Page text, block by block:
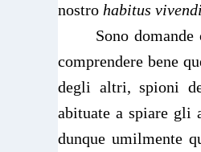
nostro habitus vivendi
Sono
comprendere bene
degli altri, spioni
abituate a spiare gli
dunque umilmente